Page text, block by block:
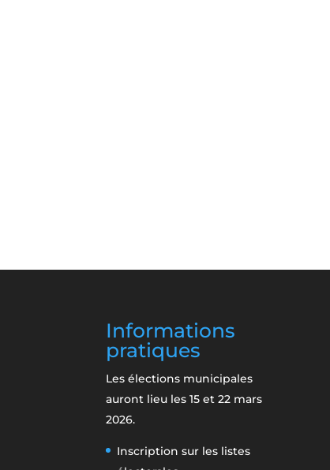
Informations
pratiques
Les élections municipales
auront lieu les 15 et 22 mars
2026.
Inscription sur les listes